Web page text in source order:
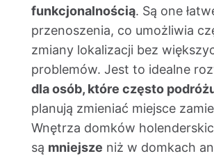
funkcjonalnością. Są one
przenoszenia, co umożliwia
zmiany lokalizacji bez
problemów. Jest to idealne
dla osób, które często
planują zmieniać miejsce
Wnętrza domków
są mniejsze niż w domkach